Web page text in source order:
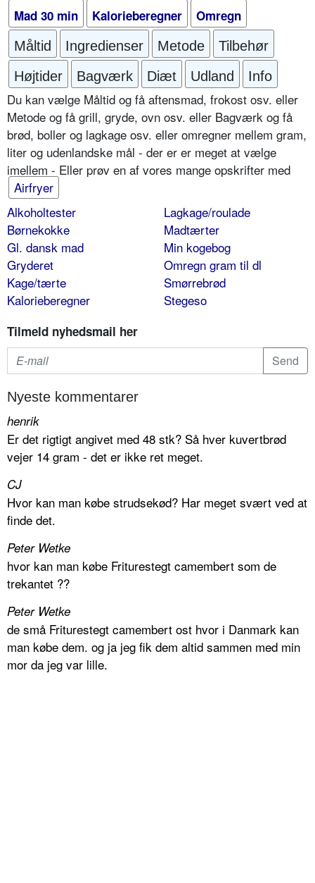
Mad 30 min Kalorieberegner Omregn
Måltid Ingredienser Metode
Tilbehør
Højtider
Bagværk Diæt Udland Info
Du kan vælge Måltid og få aftensmad, frokost osv. eller
Metode og få grill, gryde, ovn osv. eller Bagværk og få
brød, boller og lagkage osv. eller omregner mellem gram,
liter og udenlandske mål - der er er meget at vælge
imellem - Eller prøv en af vores mange opskrifter med
Airfryer
Alkoholtester
Børnekokke
Gl. dansk mad
Gryderet
Kage/tærte
Kalorieberegner
Lagkage/roulade
Madtærter
Min kogebog
Omregn gram til dl
Smørrebrød
Stegeso
Tilmeld nyhedsmail her
Nyeste kommentarer
henrik
Er det rigtigt angivet med 48 stk? Så hver kuvertbrød
vejer 14 gram - det er ikke ret meget.
CJ
Hvor kan man købe strudsekød? Har meget svært ved at
finde det.
Peter Wetke
hvor kan man købe Friturestegt camembert som de
trekantet ??
Peter Wetke
de små Friturestegt camembert ost hvor i Danmark kan
man købe dem. og ja jeg fik dem altid sammen med min
mor da jeg var lille.